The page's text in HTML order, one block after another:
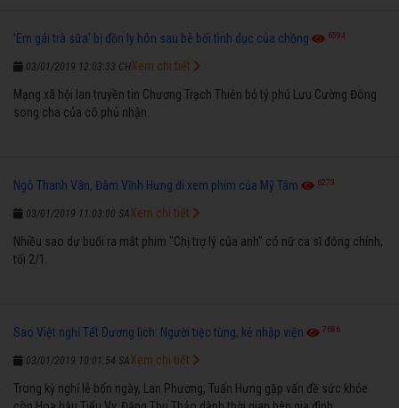
'Em gái trà sữa' bị đồn ly hôn sau bê bối tình dục của chồng 6594
03/01/2019 12:03:33 CH
Mạng xã hội lan truyền tin Chương Trạch Thiên bỏ tỷ phú Lưu Cường Đông
song cha của cô phủ nhận.
Xem chi tiết
Ngô Thanh Vân, Đàm Vĩnh Hưng đi xem phim của Mỹ Tâm 6273
03/01/2019 11:03:00 SA
Nhiều sao dự buổi ra mắt phim "Chị trợ lý của anh" có nữ ca sĩ đóng chính,
tối 2/1.
Xem chi tiết
Sao Việt nghỉ Tết Dương lịch: Người tiệc tùng, kẻ nhập viện 7686
03/01/2019 10:01:54 SA
Trong kỳ nghỉ lễ bốn ngày, Lan Phương, Tuấn Hưng gặp vấn đề sức khỏe
Xem chi tiết